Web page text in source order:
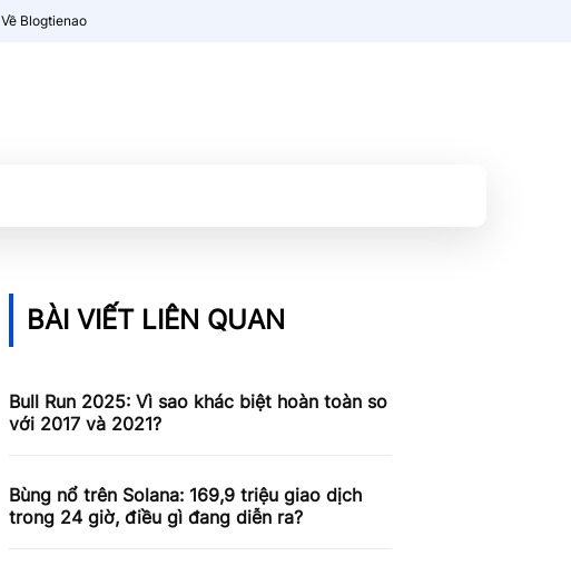
Về Blogtienao
BÀI VIẾT LIÊN QUAN
Bull Run 2025: Vì sao khác biệt hoàn toàn so
với 2017 và 2021?
Bùng nổ trên Solana: 169,9 triệu giao dịch
trong 24 giờ, điều gì đang diễn ra?